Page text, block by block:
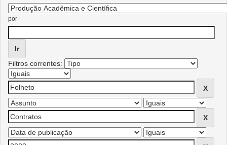
por
Filtros correntes: